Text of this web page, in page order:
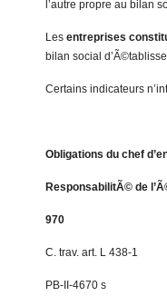
l’autre propre au bilan
Les entreprises
bilan social
Certains indicateurs
Obligations du chef
ResponsabilitÃ© de
970
C. trav. art. L 438-1
PB-II-4670 s